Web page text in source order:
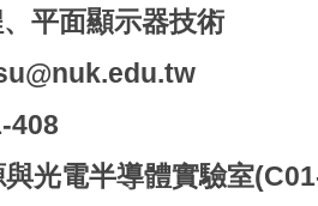
平面顯示器技術
408
光電半導體實驗室